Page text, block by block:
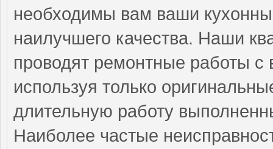
необходимы вам ваши
наилучшего качества. Наши
проводят ремонтные работы с
используя только
длительную работу
Наиболее частые